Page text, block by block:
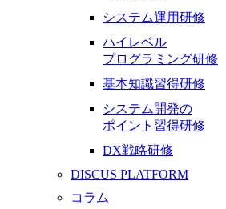
システム運用研修
ハイレベル
プログラミング研修
基本知識習得研修
システム開発の
ポイント習得研修
DX戦略研修
DISCUS PLATFORM
コラム